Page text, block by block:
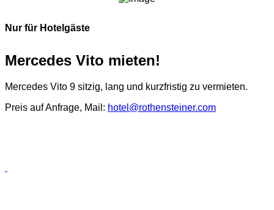
Nur für Hotelgäste
Mercedes Vito mieten!
Mercedes Vito 9 sitzig, lang und kurzfristig zu vermieten.
Preis auf Anfrage, Mail: hotel@rothensteiner.com